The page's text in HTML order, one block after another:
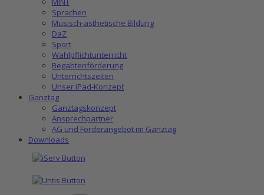
Sprachen
Musisch-ästhetische Bildung
DaZ
Sport
Wahlpflichtunterricht
Begabtenförderung
Unterrichtszeiten
Unser iPad-Konzept
Ganztag
Ganztagskonzept
Ansprechpartner
AG und Förderangebot im Ganztag
Downloads